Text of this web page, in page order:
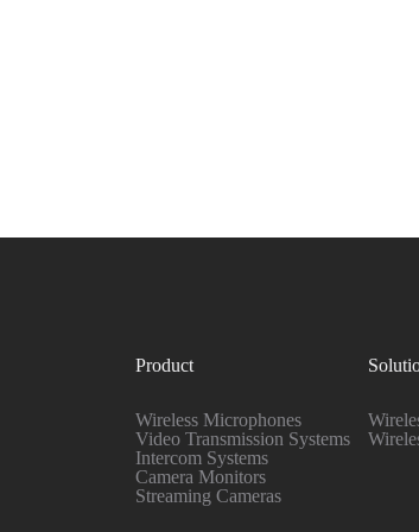
Product
Wireless Microphones
Video Transmission Systems
Intercom Systems
Camera Monitors
Streaming Cameras